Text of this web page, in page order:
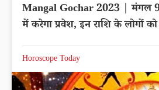
Mangal Gochar 2023 | मंगल 9
में करेगा प्रवेश, इन राशि के लोगों
Horoscope Today